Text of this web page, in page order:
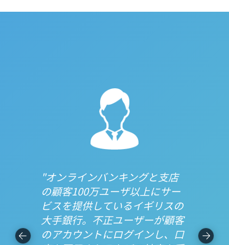
"オンラインバンキングと支店
の顧客100万ユーザ以上にサー
ビスを提供しているイギリスの
大手銀行。不正ユーザーが顧客
のアカウントにログインし、口